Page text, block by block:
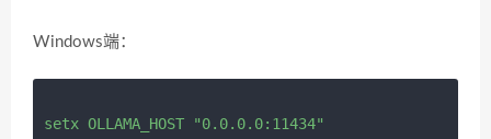
Windows端：